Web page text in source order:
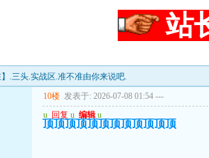
站
.三头.实战区.准不准由你来说吧.
10楼 发表于: 2026-07-08 01:54 ---
u 回复 u 编辑 u
顶顶顶顶顶顶顶顶顶顶顶顶